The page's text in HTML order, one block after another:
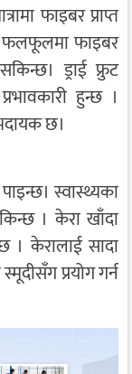
फाइबर प्राप्त
फाइबर
ड्राई फ्रुट
हुन्छ ।
छ।
स्वास्थ्यका
। केरा खाँदा
। केरालाई सादा
प्रयोग गर्न